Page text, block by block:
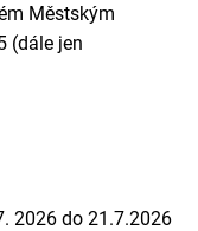
Městským
(dále jen
2026 do 21.7.2026